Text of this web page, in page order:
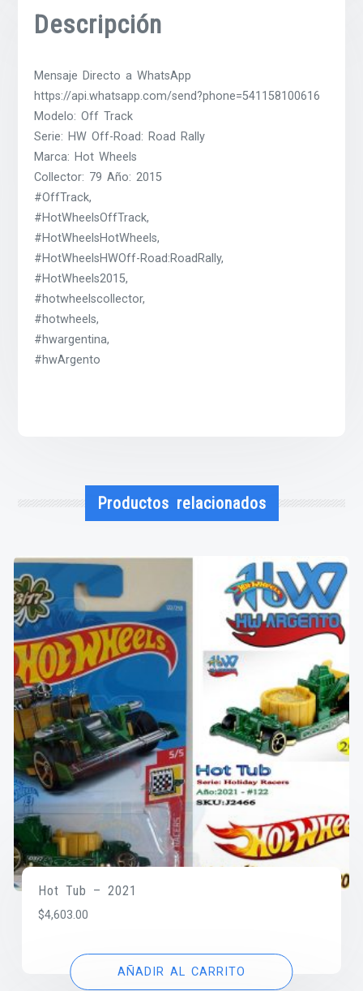
Descripción
Mensaje Directo a WhatsApp
https://api.whatsapp.com/send?phone=541158100616
Modelo: Off Track
Serie: HW Off-Road: Road Rally
Marca: Hot Wheels
Collector: 79 Año: 2015
#OffTrack,
#HotWheelsOffTrack,
#HotWheelsHotWheels,
#HotWheelsHWOff-Road:RoadRally,
#HotWheels2015,
#hotwheelscollector,
#hotwheels,
#hwargentina,
#hwArgento
Productos relacionados
Hot Tub – 2021
$4,603.00
AÑADIR AL CARRITO